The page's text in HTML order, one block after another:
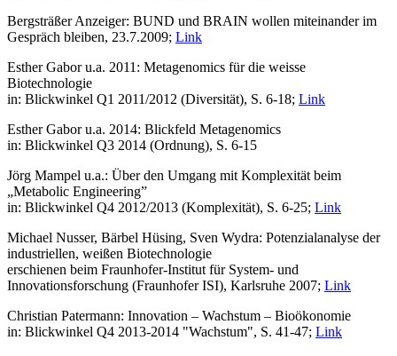
Bergsträßer Anzeiger: BUND und BRAIN wollen miteinander im
Gespräch bleiben, 23.7.2009; Link
Esther Gabor u.a. 2011: Metagenomics für die weisse
Biotechnologie
in: Blickwinkel Q1 2011/2012 (Diversität), S. 6-18; Link
Esther Gabor u.a. 2014: Blickfeld Metagenomics
in: Blickwinkel Q3 2014 (Ordnung), S. 6-15
Jörg Mampel u.a.: Über den Umgang mit Komplexität beim
„Metabolic Engineering”
in: Blickwinkel Q4 2012/2013 (Komplexität), S. 6-25; Link
Michael Nusser, Bärbel Hüsing, Sven Wydra: Potenzialanalyse der
industriellen, weißen Biotechnologie
erschienen beim Fraunhofer-Institut für System- und
Innovationsforschung (Fraunhofer ISI), Karlsruhe 2007; Link
Christian Patermann: Innovation – Wachstum – Bioökonomie
in: Blickwinkel Q4 2013-2014 "Wachstum", S. 41-47; Link